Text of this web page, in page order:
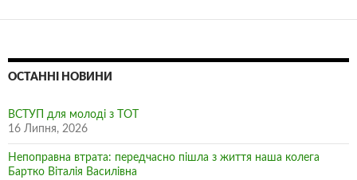
ОСТАННІ НОВИНИ
ВСТУП для молоді з ТОТ
16 Липня, 2026
Непоправна втрата: передчасно пішла з життя наша колега
Бартко Віталія Василівна